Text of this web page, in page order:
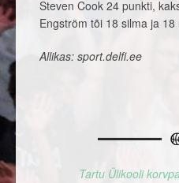
Steven Cook 24 punkti,
Engström tõi 18 silma ja 18
Allikas: sport.delfi.ee
Tartu Ülikooli